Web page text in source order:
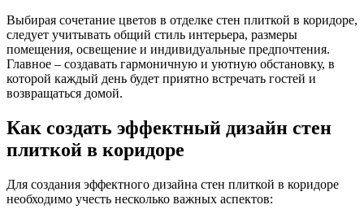
Выбирая сочетание цветов в отделке стен плиткой в коридоре,
следует учитывать общий стиль интерьера, размеры
помещения, освещение и индивидуальные предпочтения.
Главное – создавать гармоничную и уютную обстановку, в
которой каждый день будет приятно встречать гостей и
возвращаться домой.
Как создать эффектный дизайн стен
плиткой в коридоре
Для создания эффектного дизайна стен плиткой в коридоре
необходимо учесть несколько важных аспектов: